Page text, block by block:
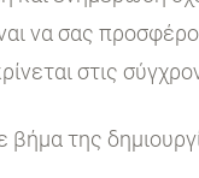
να σας
στις
της